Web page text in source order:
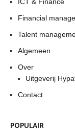
Financial
Talent
Algemeen
Over
Uitgeverij
Contact
POPULAIR